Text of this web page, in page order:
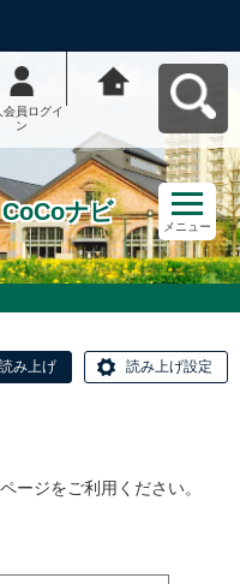
会員ログイ
ン
ナビへ戻る
ナビ
メニュー
読み上げ 読み上げ設定
ージをご利用ください。